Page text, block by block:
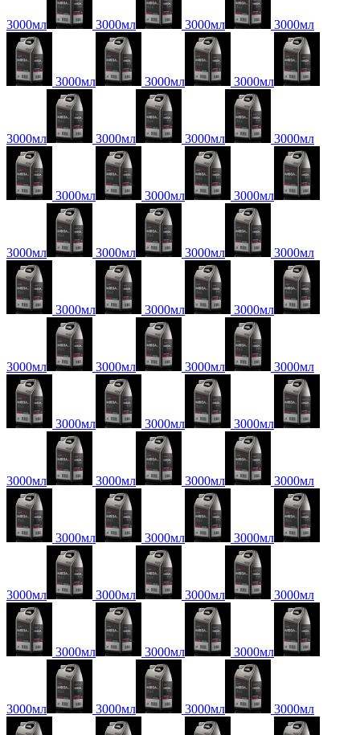
3000мл 3000мл 3000мл 3000мл
3000мл 3000мл 3000мл
3000мл 3000мл 3000мл 3000мл
3000мл 3000мл 3000мл
3000мл 3000мл 3000мл 3000мл
3000мл 3000мл 3000мл
3000мл 3000мл 3000мл 3000мл
3000мл 3000мл 3000мл
3000мл 3000мл 3000мл 3000мл
3000мл 3000мл 3000мл
3000мл 3000мл 3000мл 3000мл
3000мл 3000мл 3000мл
3000мл 3000мл 3000мл 3000мл